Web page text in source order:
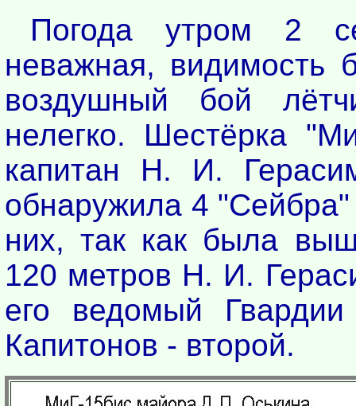
Погода утром 2
неважная, видимость
воздушный бой
нелегко. Шестёрка
капитан Н. И.
обнаружила 4
них, так как была
120 метров Н. И.
его ведомый
Капитонов - второй.